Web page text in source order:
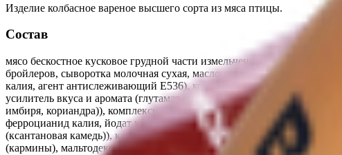
Изделие колбасное вареное высшего сорта из мяса птицы.
Состав
мясо бескостное кусковое грудной части измельченное цыплят-
бройлеров, сыворотка молочная сухая, масло сладкосливочное
калия, агент антислеживающий Е536), комплексная пищевая
усилитель вкуса и аромата (глутамат натрия 1-замещенный), соль,
имбиря, кориандра)), комплексная пищевая добавка для мясной
ферроцианид калия, йодат калия), пищевая добавка (загуститель
(ксантановая камедь)), кардамон молотый, пищевая добавка
(кармины), мальтодекстрин). Возможно наличие компонентов,